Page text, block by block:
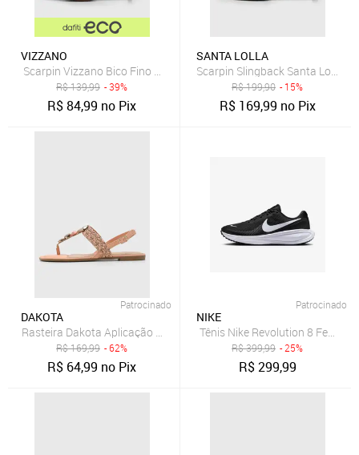
VIZZANO
Scarpin Vizzano Bico Fino Caramelo
R$139,99 - 39%
R$84,99 no Pix
SANTA LOLLA
Scarpin Slingback Santa Lolla
R$199,90 - 15%
R$ 169,99 no Pix
Patrocinado
DAKOTA
Rasteira Dakota Aplicação Coral
R$169,99 - 62%
R$ 64,99 no Pix
Patrocinado
NIKE
Tênis Nike Revolution 8
R$399,99 - 25%
R$299,99